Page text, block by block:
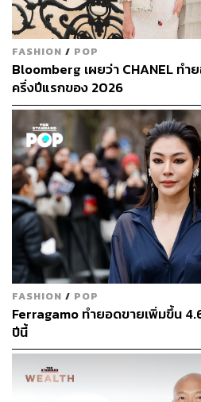
4. SCGP คาดการณ์กําไรสุทธิ
+14%YoY และ +2%QoQ โดยได้
อัตราแลกเปลี่ยน อัตรากำไรที่ดีขึ้น
ลดลง ทั้งนี้ SCGP มีแนวโน้มที่จะ
นำเข้าเศษกระดาษรีไซเคิลทุกปร
มกราคม 2564 คลายความกดดัน
ส่วนในภาพรวม มองบริษัทมีศักยภ
M&A โดยล่าสุดเข้าซื้อ GO-Pak ใ
การเงินเข้ามาได้ในปีนี้
5. CBG คาดว่าในปี 2563-2564
Record High ได้ต่อเนื่องจากราย
และต่างประทศ และโรงงานผลิต
ประเภทละ 300 ล้านขวดต่อปีจะเ
และการผลิตของ APM ที่ผลิตลัง
ได้ รวมถึงค่าใช้จ่าย SG&A ที่ลดล
พบกันใหม่ในคอลัมน์ฉบับหน้าครับ
พิสูจน์อักษร: พรนภัส ชำนาญค้า
FASHION / POP
Bloomberg เผยว่า CHANEL ทำ
ครึ่งปีแรกของ 2026
FASHION / POP
Ferragamo ทำยอดขายเพิ่มขึ้น
ปีนี้